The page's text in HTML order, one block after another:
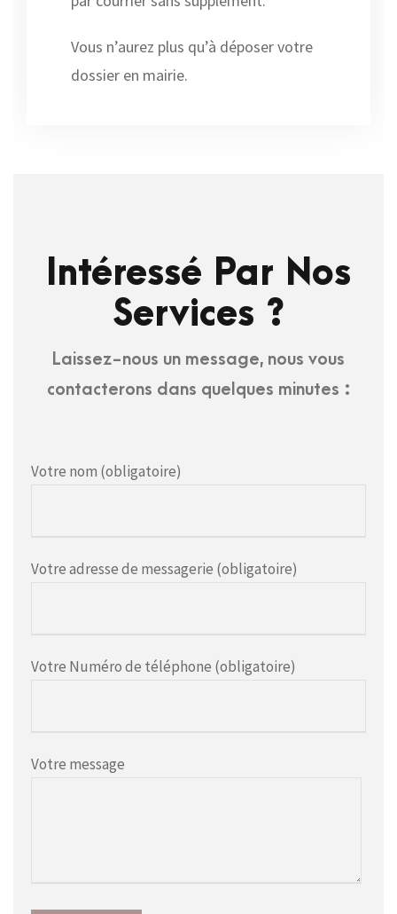
Vous n’aurez plus qu’à déposer votre
dossier en mairie.
Intéressé Par Nos
Services ?
Laissez-nous un message, nous vous
contacterons dans quelques minutes :
Votre nom (obligatoire)
Votre adresse de messagerie (obligatoire)
Votre Numéro de téléphone (obligatoire)
Votre message